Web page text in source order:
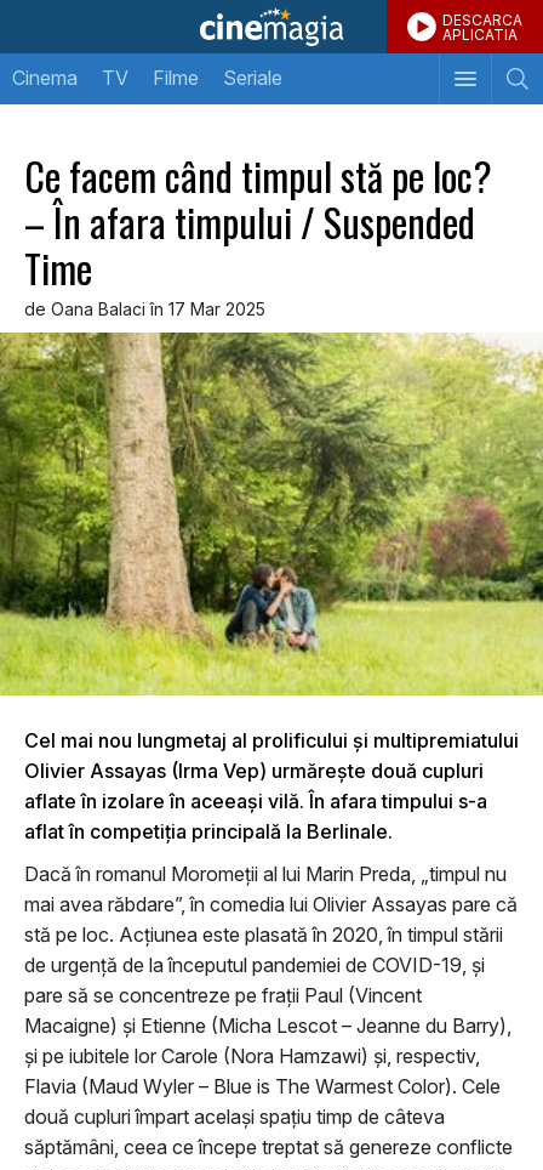
DESCARCA
APLICATIA
Cinema TV Filme Seriale
Ce facem când timpul stă pe loc?
– În afara timpului / Suspended
Time
de Oana Balaci în 17 Mar 2025
Cel mai nou lungmetaj al prolificului și multipremiatului
Olivier Assayas (Irma Vep) urmărește două cupluri
aflate în izolare în aceeași vilă. În afara timpului s-a
aflat în competiția principală la Berlinale.
Dacă în romanul Moromeții al lui Marin Preda, „timpul nu
mai avea răbdare”, în comedia lui Olivier Assayas pare că
stă pe loc. Acțiunea este plasată în 2020, în timpul stării
de urgență de la începutul pandemiei de COVID-19, și
pare să se concentreze pe frații Paul (Vincent
Macaigne) și Etienne (Micha Lescot – Jeanne du Barry),
și pe iubitele lor Carole (Nora Hamzawi) și, respectiv,
Flavia (Maud Wyler – Blue is The Warmest Color). Cele
două cupluri împart același spațiu timp de câteva
săptămâni, ceea ce începe treptat să genereze conflicte